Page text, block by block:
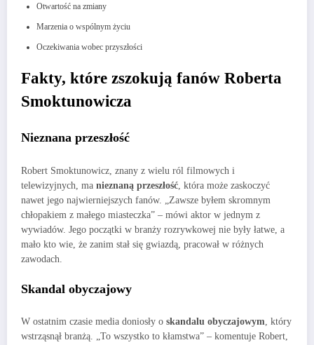
Otwartość na zmiany
Marzenia o wspólnym życiu
Oczekiwania wobec przyszłości
Fakty, które zszokują fanów Roberta
Smoktunowicza
Nieznana przeszłość
Robert Smoktunowicz, znany z wielu ról filmowych i
telewizyjnych, ma nieznaną przeszłość , która może zaskoczyć
nawet jego najwierniejszych fanów. „Zawsze byłem skromnym
chłopakiem z małego miasteczka” – mówi aktor w jednym z
wywiadów. Jego początki w branży rozrywkowej nie były łatwe, a
mało kto wie, że zanim stał się gwiazdą, pracował w różnych
zawodach.
Skandal obyczajowy
W ostatnim czasie media doniosły o skandalu obyczajowym, który
wstrząsnął branżą. „To wszystko to kłamstwa” – komentuje Robert,